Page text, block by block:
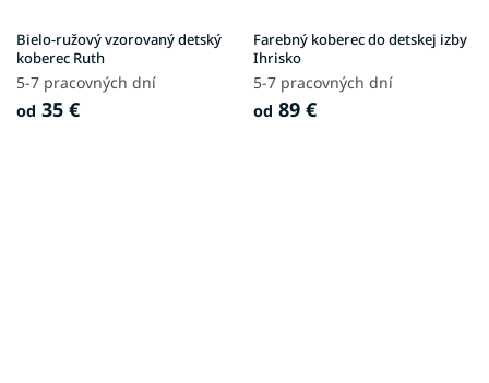
Bielo-ružový vzorovaný detský
koberec Ruth
5-7 pracovných dní
od 35 €
Farebný koberec do detskej izby
Ihrisko
5-7 pracovných dní
od 89 €